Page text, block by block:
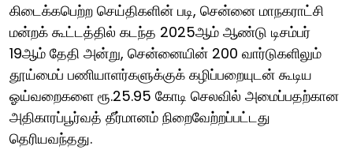
கிடைக்கபெற்ற செய்திகளின் படி, சென்னை மாநகராட்சி
மன்றக் கூட்டத்தில் கடந்த 2025ஆம் ஆண்டு டிசம்பர்
19ஆம் தேதி அன்று, சென்னையின் 200 வார்டுகளிலும்
தூய்மைப் பணியாளர்களுக்குக் கழிப்பறையுடன் கூடிய
ஓய்வறைகளை ரூ.25.95 கோடி செலவில் அமைப்பதற்கான
அதிகாரப்பூர்வத் தீர்மானம் நிறைவேற்றப்பட்டது
தெரியவந்தது.